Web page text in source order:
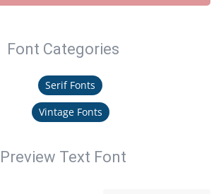
Font Categories
Serif Fonts
Vintage Fonts
Preview Text Font